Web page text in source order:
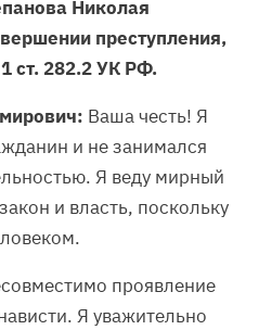
Николая
преступления,
ст. 282.2 УК РФ.
Ваша честь! Я
и не занимался
Я веду мирный
и власть, поскольку
проявление
Я уважительно